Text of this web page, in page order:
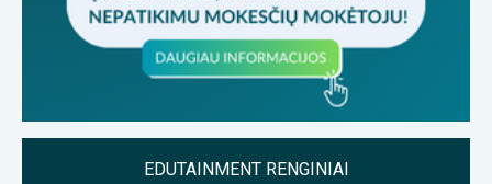
EDUTAINMENT RENGINIAI